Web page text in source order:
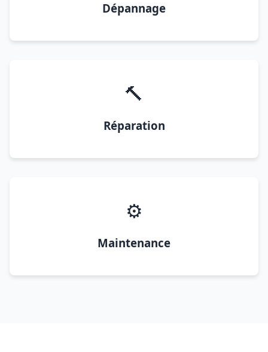
Dépannage
🔨
Réparation
⚙️
Maintenance